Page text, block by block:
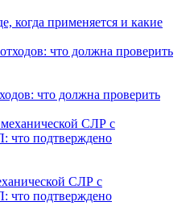
когда применяется и какие
что должна проверить
СЛР с
что подтверждено